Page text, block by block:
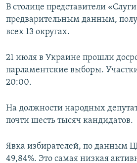
В столице представители
предварительным данным,
всех 13 округах.
21 июля в Украине прошли
парламентские выборы.
20:00.
На должности народных
почти шесть тысяч кандидатов.
Явка избирателей, по данным
49,84%. Это самая низкая